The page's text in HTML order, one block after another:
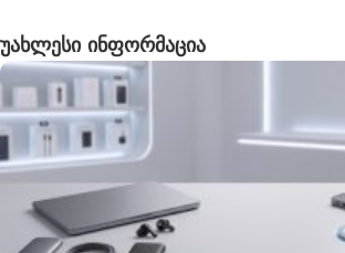
უახლესი ინფორმაცია